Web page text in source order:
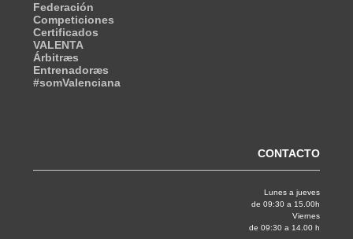
Federación
Competiciones
Certificados
VALENTA
Árbitræs
Entrenadoræs
#somValenciana
CONTACTO
Lunes a jueves
de 09:30 a 15.00h
Viernes
de 09:30 a 14.00 h